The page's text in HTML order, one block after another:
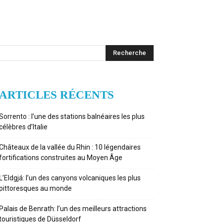
RÉCENTS
: l’une des stations balnéaires les plus
d’Italie
de la vallée du Rhin : 10 légendaires
construites au Moyen Âge
L’Eldgjá: l’un des canyons volcaniques les plus
au monde
Palais de Benrath: l’un des meilleurs attractions
de Düsseldorf